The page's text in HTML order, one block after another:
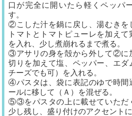
口が完全に開いたら軽くペッパ
す。
②こした汁を鍋に戻し、湯むきを
トマトとトマトピューレを加えて
を入れ、少し煮崩れるまで煮る。
③アサリの身を殻から外して②に
切りを加えて塩、ペッパー、エダ
チーズでも可）を入れる。
④パスタは、袋に表記のゆで時間
ールに移して（Ａ）を混ぜる。
⑤③をパスタの上に載せていただ
少し残し、盛り付けのアクセントに